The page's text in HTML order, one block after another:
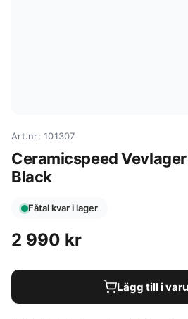
Art.nr: 101307
Ceramicspeed
Black
Fåtal kvar i lager
2 990 kr
Lägg till i